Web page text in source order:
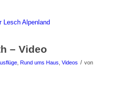
– Video
, Rund ums Haus Videos / von